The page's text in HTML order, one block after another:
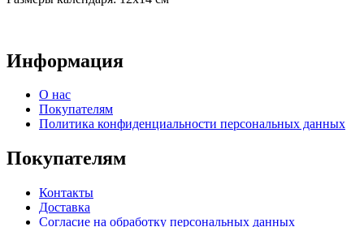
Информация
О нас
Покупателям
Политика конфиденциальности персональных данных
Покупателям
Контакты
Доставка
Согласие на обработку персональных данных